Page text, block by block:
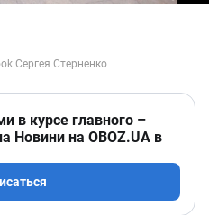
в курсе главного –
Новини на OBOZ.UA в